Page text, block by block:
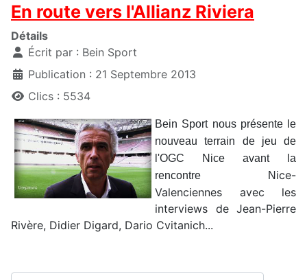
En route vers l'Allianz Riviera
Détails
Écrit par : Bein Sport
Publication : 21 Septembre 2013
Clics : 5534
Bein Sport nous présente le
nouveau terrain de jeu de
l'OGC Nice avant la
rencontre N ice-
Valenciennes avec les
interviews de Jean-Pierre
Rivère, Didier Digard, Dario Cvitanich...